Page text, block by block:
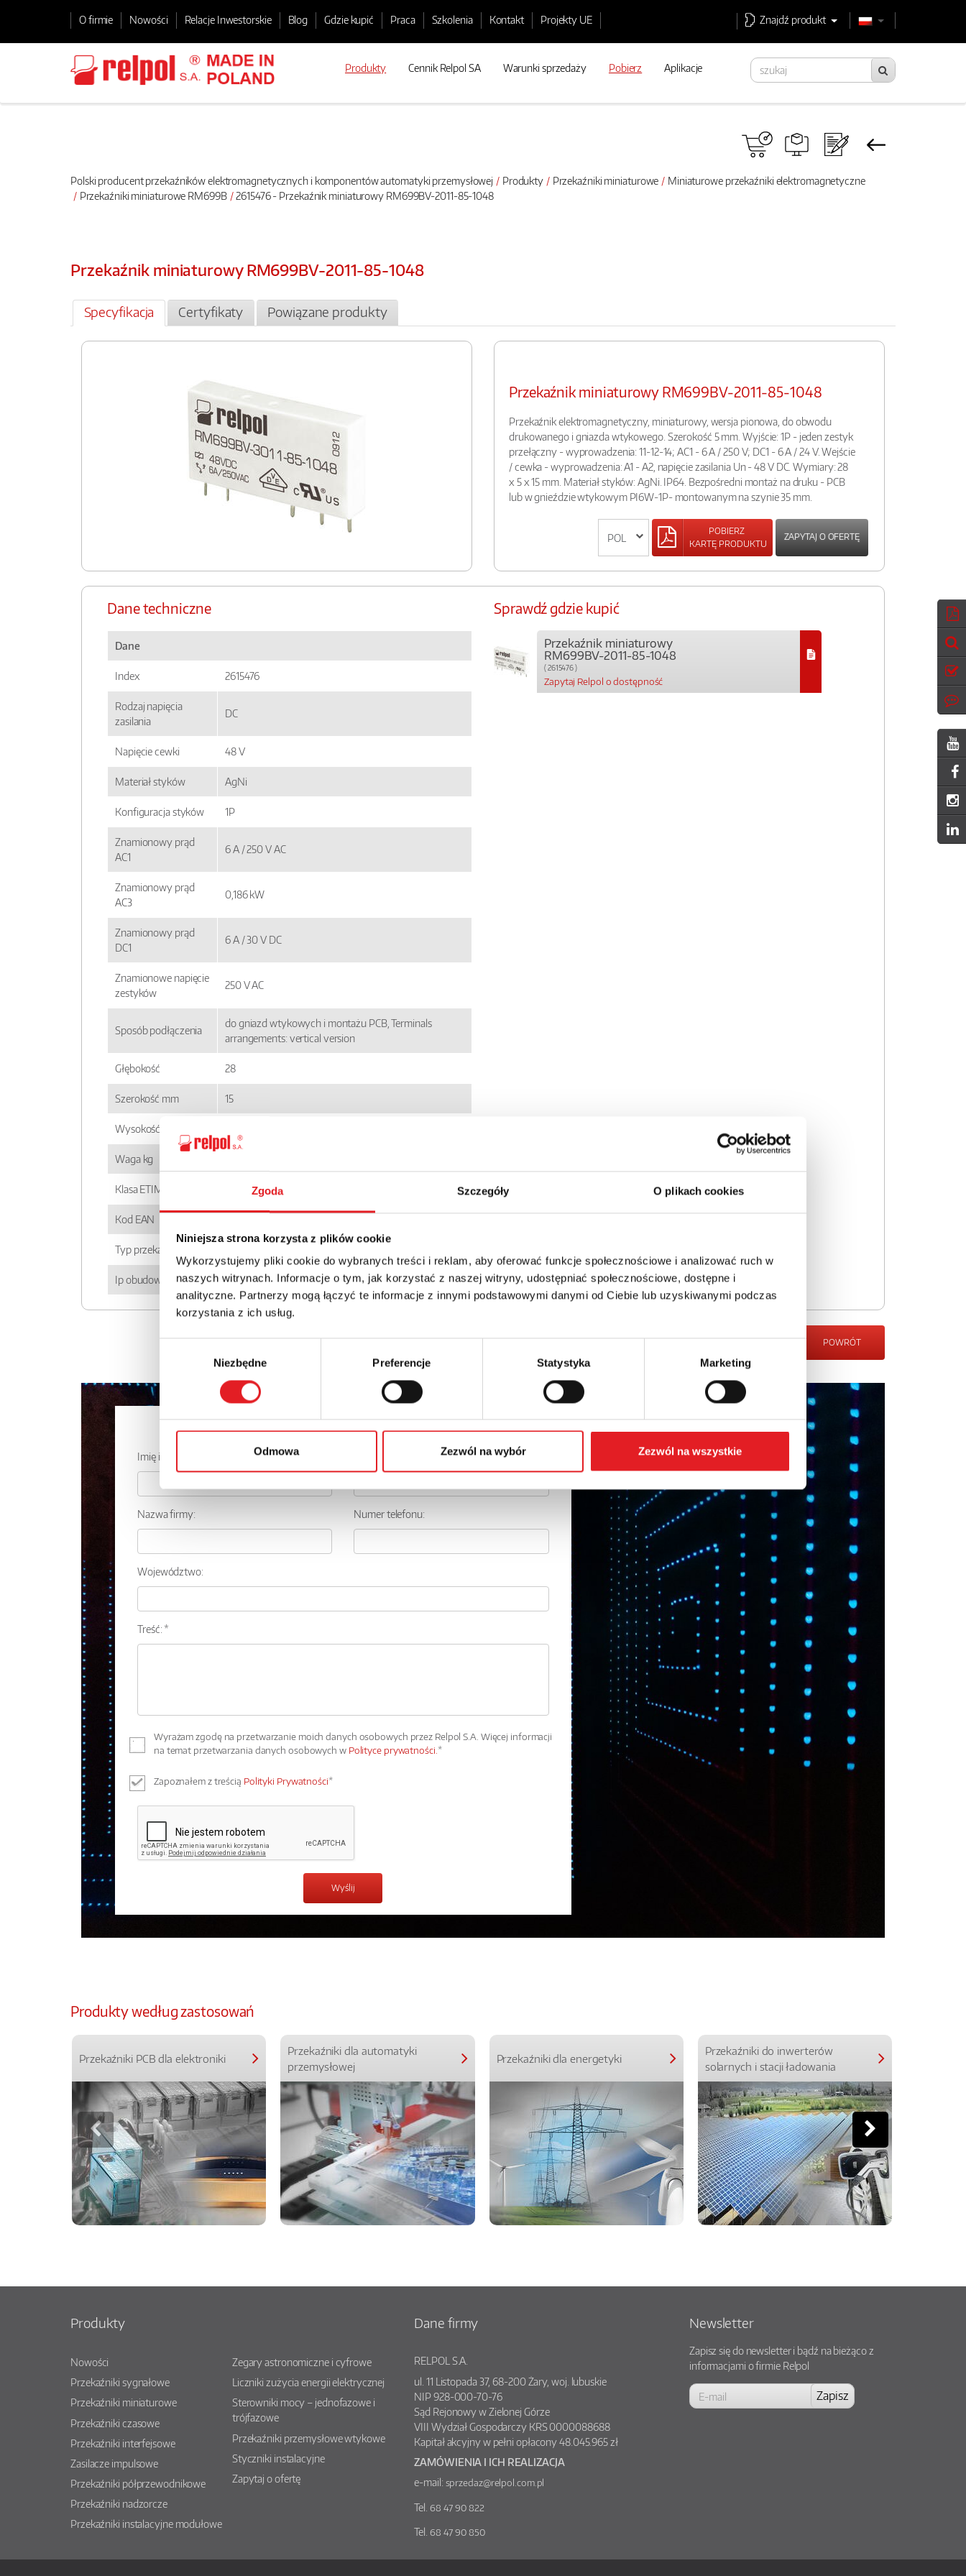
Zgoda Szczegóły O plikach cookies
Niniejsza strona korzysta z plików cookie
Wykorzystujemy pliki cookie do wybranych treści i reklam, aby oferować funkcje społecznościowe i analizować ruch w
naszych witrynach. Informacje o tym, jak korzystać z naszej witryny, udostępniać społecznościowe, dostępne i
analityczne. Partnerzy mogą łączyć te informacje z innymi podstawowymi danymi od Ciebie lub uzyskiwanymi podczas
korzystania z ich usług.
Niezbędne Preferencje Statystyka Marketing
Odmowa Zezwól na wybór Zezwól na wszystkie
O firmie Nowości Relacje Inwestorskie Blog Gdzie kupić Praca Szkolenia Kontakt Projekty UE Znajdź produkt
Produkty Cennik Relpol SA Warunki sprzedaży Pobierz Aplikacje
Polski producent przekaźników elektromagnetycznych i komponentów automatyki przemysłowej Produkty Przekaźniki miniaturowe
Miniaturowe przekaźniki elektromagnetyczne
Przekaźniki miniaturowe RM699B
2615476 - Przekaźnik miniaturowy RM699BV-2011-85-1048
Przekaźnik miniaturowy RM699BV-2011-85-1048
Specyfikacja Certyfikaty Powiązane produkty
Przekaźnik miniaturowy RM699BV-2011-85-1048
Przekaźnik elektromagnetyczny, miniaturowy, wersja pionowa, do obwodu
drukowanego i gniazda wtykowego. Szerokość 5 mm. Wyjście: 1P - jeden zestyk
przełączny - wyprowadzenia: 11-12-14; AC1 - 6 A / 250 V; DC1 - 6 A / 24 V. Wejście
/ cewka - wyprowadzenia: A1 - A2, napięcie zasilania Un - 48 V DC. Wymiary: 28
x 5 x 15 mm. Materiał styków: AgNi. IP64. Bezpośredni montaż na druku - PCB
lub w gnieździe wtykowym PI6W-1P- montowanym na szynie 35 mm.
POBIERZ
KARTĘ PRODUKTU
ZAPYTAJ O OFERTĘ
Dane techniczne
Dane
Index 2615476
Rodzaj napięcia
zasilania
DC
Napięcie cewki 48 V
Materiał styków AgNi
Konfiguracja styków 1P
Znamionowy prąd
AC1
6 A / 250 V AC
Znamionowy prąd
AC3
0,186 kW
Znamionowy prąd
DC1
6 A / 30 V DC
Znamionowe napięcie
zestyków
250 V AC
Sposób podłączenia
do gniazd wtykowych i montażu PCB, Terminals
arrangements: vertical version
Głębokość 28
Szerokość mm 15
Wysokość mm
Waga kg
Klasa ETIM EC001437
Kod EAN
Typ przekaźnika
Ip obudowy IP 67
Sprawdź gdzie kupić
Przekaźnik miniaturowy
RM699BV-2011-85-1048
( 2615476 )
Zapytaj Relpol o dostępność
POWRÓT
Zapytaj o szczegóły oferty
Imię i nazwisko: *
Nazwa firmy: Numer telefonu:
Województwo:
Treść: *
Wyrażam zgodę na przetwarzanie moich danych osobowych przez Relpol S.A. Więcej informacji
na temat przetwarzania danych osobowych w Polityce prywatności.*
Zapoznałem z treścią Polityki Prywatności*
Produkty według zastosowań
Przekaźniki PCB dla elektroniki
Przekaźniki dla automatyki
przemysłowej
Przekaźniki dla energetyki
Przekaźniki do inwerterów
solarnych i stacji ładowania
Produkty
Nowości
Przekaźniki sygnałowe
Przekaźniki miniaturowe
Przekaźniki czasowe
Przekaźniki interfejsowe
Zasilacze impulsowe
Przekaźniki półprzewodnikowe
Przekaźniki nadzorcze
Przekaźniki instalacyjne modułowe
Zegary astronomiczne i cyfrowe
Liczniki zużycia energii elektrycznej
Sterowniki mocy – jednofazowe i
trójfazowe
Przekaźniki przemysłowe wtykowe
Styczniki instalacyjne
Zapytaj o ofertę
Dane firmy
RELPOL S.A.
ul. 11 Listopada 37,68-200Żary, woj. lubuskie
NIP 928-000-70-76
Sąd Rejonowy w Zielonej Górze
VIII Wydział Gospodarczy KRS 0000088688
Kapitał akcyjny w pełni opłacony 48.045.965 zł
ZAMÓWIENIA I ICH REALIZACJA
e-mail: sprzedaz@relpol.com.pl
Tel. 68 47 90 822
Tel. 68 47 90 850
Newsletter
Zapisz się do newsletter i bądź na bieżąco z
informacjami o firmie Relpol